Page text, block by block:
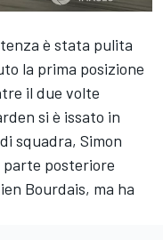
è stata pulita
la prima posizione
il due volte
si è issato in
squadra, Simon
parte posteriore
Bourdais, ma ha